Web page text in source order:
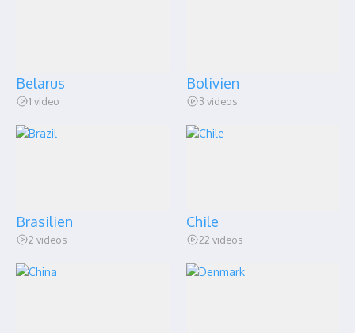
Belarus
1 video
Bolivien
3 videos
Brasilien
2 videos
Chile
22 videos